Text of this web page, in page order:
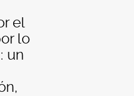
el
lo
un